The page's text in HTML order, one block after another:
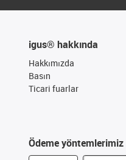
igus® hakkında
Hakkımızda
Basın
Ticari fuarlar
Ödeme yöntemlerimiz